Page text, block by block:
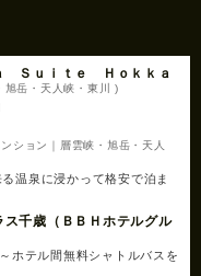
Ｓｕｉｔｅ Ｈｏｋｋａ
旭岳・天人峡・東川 )
ション｜層雲峡・旭岳・天人
温泉に浸かって格安で泊ま
千歳（ＢＢＨホテルグル
ホテル間無料シャトルバスを